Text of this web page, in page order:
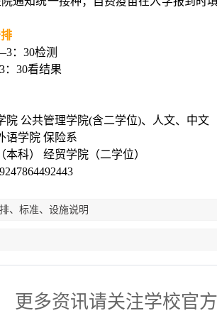
3： 30检测
3： 30看结果
院 公共管理学院(含二学位)、人文、中文
语学院 保险系
本科）
经贸学院（二学位）
、标准、设施说明
更多资讯请关注学校官